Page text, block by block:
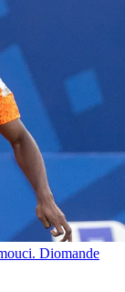
Diomande